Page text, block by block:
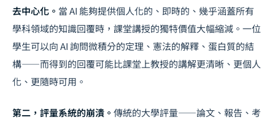
去中心化。 當 AI 能夠提供個人化的、即時的、幾乎涵蓋所有
學科領域的知識回覆時，課堂講授的獨特價值大幅縮減。一位
學生可以向 AI 詢問微積分的定理、憲法的解釋、蛋白質的結
構——而得到的回覆可能比課堂上教授的講解更清晰、更個人
化、更隨時可用。
第二，評量系統的崩潰。 傳統的大學評量——論文、報告、考